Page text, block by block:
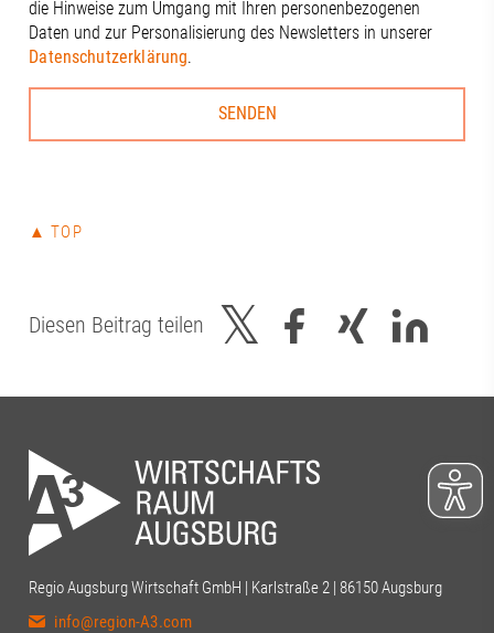
die Hinweise zum Umgang mit Ihren personenbezogenen
Daten und zur Personalisierung des Newsletters in unserer
Datenschutzerklärung.
▲ TOP
Diesen Beitrag teilen
Regio Augsburg Wirtschaft GmbH | Karlstraße 2 | 86150 Augsburg
info@region-A3.com